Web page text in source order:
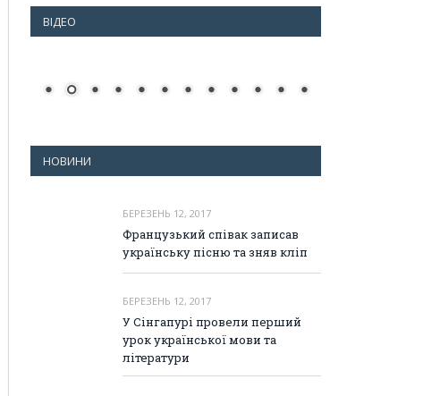
ВІДЕО
НОВИНИ
БЕРЕЗЕНЬ 12, 2017
Французький співак записав
українську пісню та зняв кліп
БЕРЕЗЕНЬ 12, 2017
У Сінгапурі провели перший
урок української мови та
літератури